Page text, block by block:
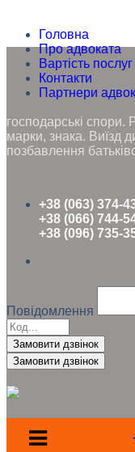
Головна
Про адвоката
Вартість
Контакти
Партнери
господарські
марки, знака. Виїзд
позбавлення
+38 (063) 374-
+38 (066) 744-
+38 (096) 735-
Повідомлення
Замовити дзвінок